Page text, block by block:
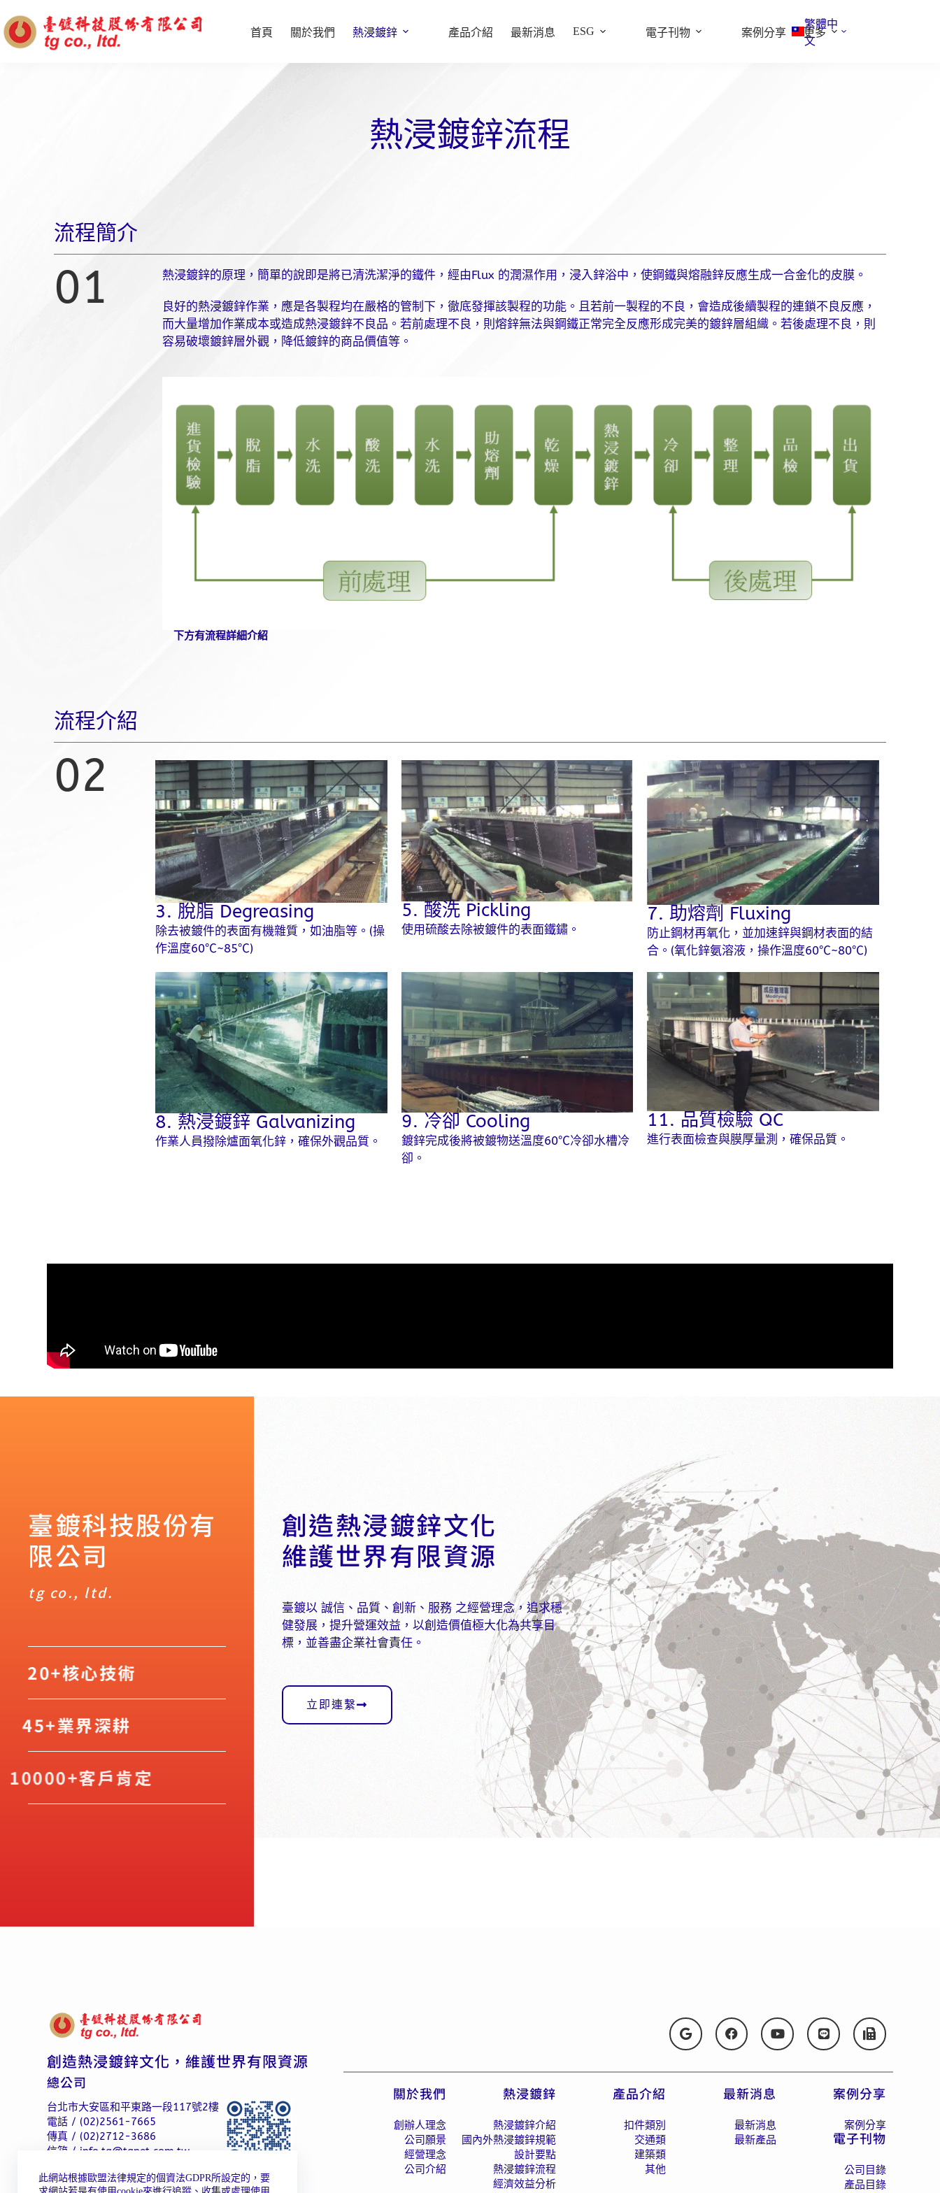
此網站根據歐盟法律規定的個資法GDPR所設定的，要
首頁 關於我們 熱浸鍍鋅 產品介紹 最新消息 ESG 電子刊物 案例分享 更多
繁體中
文
熱浸鍍鋅流程
流程簡介
01 熱浸鍍鋅的原理，簡單的說即是將已清洗潔淨的鐵件，經由Flux 的潤濕作用，浸入鋅浴中，使鋼鐵與熔融鋅反應生成一合金化的皮膜。
良好的熱浸鍍鋅作業，應是各製程均在嚴格的管制下，徹底發揮該製程的功能。且若前一製程的不良，會造成後續製程的連鎖不良反應，
而大量增加作業成本或造成熱浸鍍鋅不良品。若前處理不良，則熔鋅無法與鋼鐵正常完全反應形成完美的鍍鋅層組織。若後處理不良，則
容易破壞鍍鋅層外觀，降低鍍鋅的商品價值等。
下方有流程詳細介紹
流程介紹
02
3. 脫脂 Degreasing
除去被鍍件的表面有機雜質，如油脂等。(操
作溫度60℃~85℃)
5. 酸洗 Pickling
使用硫酸去除被鍍件的表面鐵鏽。
7. 助熔劑 Fluxing
防止鋼材再氧化，並加速鋅與鋼材表面的結
合。(氧化鋅氨溶液，操作溫度60℃~80℃)
8. 熱浸鍍鋅 Galvanizing
作業人員撥除爐面氧化鋅，確保外觀品質。
9. 冷卻 Cooling
鍍鋅完成後將被鍍物送溫度60℃冷卻水槽冷
卻。
11. 品質檢驗 QC
進行表面檢查與膜厚量測，確保品質。
臺鍍科技股份有
限公司
tg co., ltd.
20+核心技術
45+業界深耕
10000+客戶肯定
創造熱浸鍍鋅文化
維護世界有限資源
臺鍍以 誠信、品質、創新、服務 之經營理念，追求穩
健發展，提升營運效益，以創造價值極大化為共享目
標，並善盡企業社會責任。
立即連繫
創造熱浸鍍鋅文化，維護世界有限資源
總公司
台北市大安區和平東路一段117號2樓
電話 / (02)2561-7665
傳真 / (02)2712-3686
信箱 / info.tg@tgnet.com.tw
關於我們
創辦人理念
公司願景
經營理念
公司介紹
熱浸鍍鋅
熱浸鍍鋅介紹
國內外熱浸鍍鋅規範
設計要點
熱浸鍍鋅流程
經濟效益分析
產品介紹
扣件類別
交通類
建築類
其他
最新消息
最新消息
最新產品
案例分享
案例分享
電子刊物
公司目錄
產品目錄